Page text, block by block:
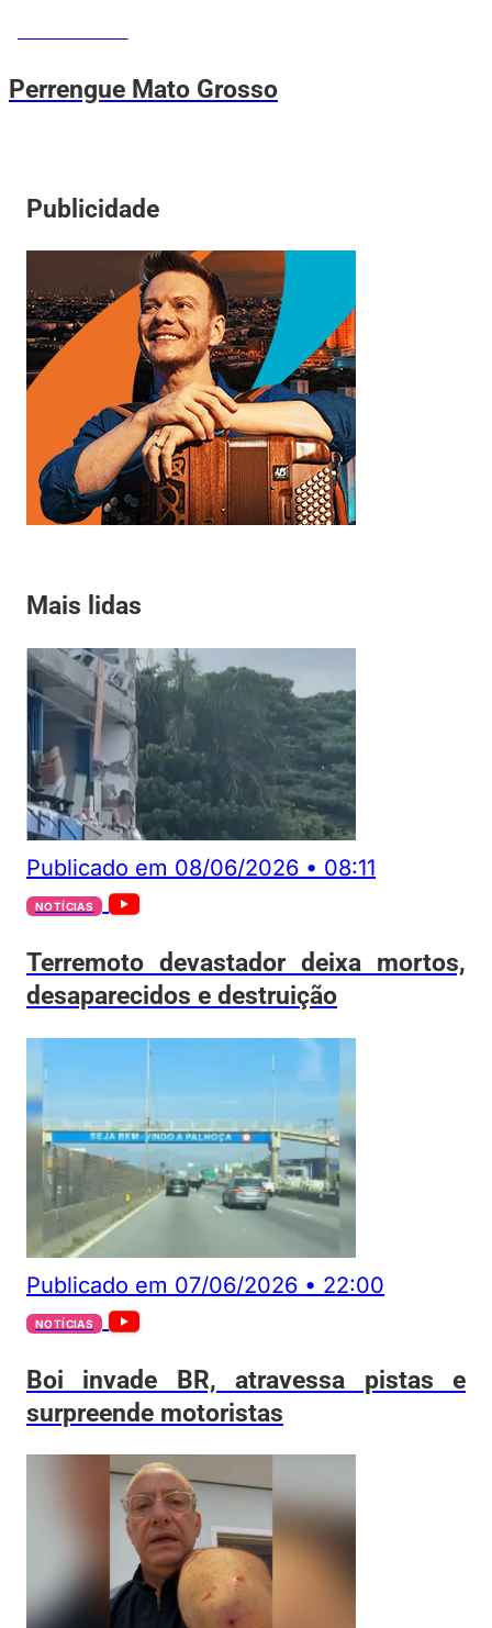
Perrengue Mato Grosso
Publicidade
Mais lidas
Publicado em 08/06/2026 • 08:11
NOTÍCIAS
Terremoto devastador deixa mortos,
desaparecidos e destruição
Publicado em 07/06/2026 • 22:00
NOTÍCIAS
Boi invade BR, atravessa pistas e
surpreende motoristas